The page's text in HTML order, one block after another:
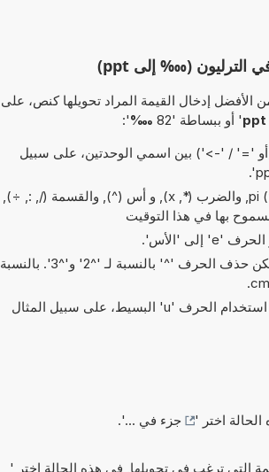
إدخال القيمة المراد تحويلها كنص، على
' أو ببساطة '82 ‱
':
'=' / '->') بين اسمي الوحدتين، على سبيل
العمليات البسيطة من الحسابات: الأقواس, pi (π), والضرب (*, x), و أس (^), والقسمة (/, :, ÷),
بها في هذا التوقيت
في الاختصارات الخاصة بـ 'مربع' و'مكعب'، يمكن حذف الحرف '^' بالنسبة لـ '^2' و'^3'. بالنسبة
بدلاً من الحرف اليوناني 'µ' (= micro)، يمكن استخدام الحرف 'u' البسيط، على سبيل المثال
الحالة اختر ' جزء في ...'.
التي ترغب في تحويلها, في هذه الحالة اختر '